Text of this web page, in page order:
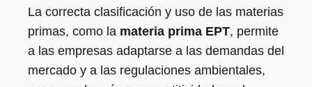
La correcta clasificación y uso de las materias
primas, como la materia prima EPT, permite
a las empresas adaptarse a las demandas del
mercado y a las regulaciones ambientales,